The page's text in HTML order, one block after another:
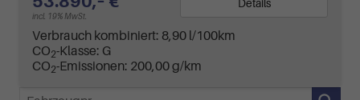
incl. 19% MwSt.
Details
Verbrauch kombiniert: 8,90 l/100km
CO2-Klasse: G
CO2-Emissionen: 200,00 g/km